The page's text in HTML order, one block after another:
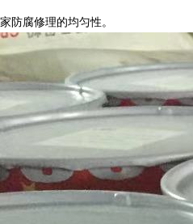
家防腐修理的均匀性。